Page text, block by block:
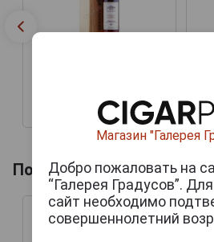
15 569 руб.
Похожие напитки по году
Магазин "Галерея
Добро пожаловать на
“Галерея Градусов”.
сайт необходимо
совершеннолетний